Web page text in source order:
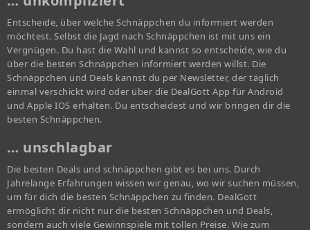
Entscheide, über welche Schnäppchen du informiert werden
möchtest. Selbst die Jagd nach Schnäppchen ist mit uns ein
Vergnügen. Du hast die Wahl und kannst so entscheide, wie du
über die besten Schnäppchen informiert werden willst. Die
Schnäppchen und Deals kannst du per Newsletter, der täglich
einmal verschickt wird oder über die DealGott App für Android
und Apple IOS erhalten. Du entscheidest und wir bringen dir die
besten Schnäppchen.
… unschlagbar
Die besten Deals und schnäppchen gibt es bei uns. Durch
Jahrelange Erfahrungen wissen wir genau, wo wir suchen müssen,
um für dich die besten Schnäppchen zu finden. DealGott
ermöglicht dir nicht nur die besten Schnäppchen und Deals,
sondern auch viele Gewinnspiele mit tollen Preise. Wie zum